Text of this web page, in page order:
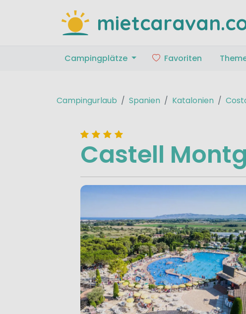
Campingplätze Favoriten
Campingurlaub Spanien Katalonien
Castell